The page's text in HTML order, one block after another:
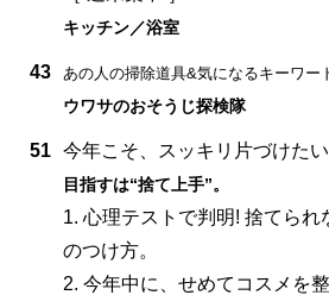
キッチン／浴室
43 あの人の掃除道具&気になるキーワー
ウワサのおそうじ探検隊
51 今年こそ、スッキリ片づけたい
目指すは“捨て上手”。
1. 心理テストで判明! 捨てられ
のつけ方。
2. 今年中に、せめてコスメを